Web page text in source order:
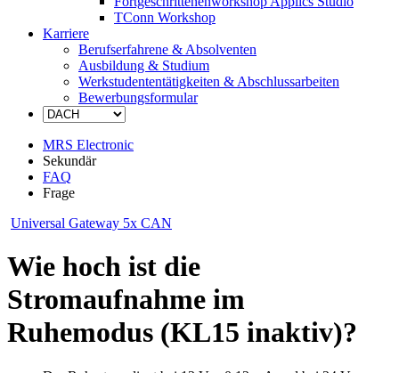
TConn Workshop
Karriere
Berufserfahrene & Absolventen
Ausbildung & Studium
Werkstudententätigkeiten & Abschlussarbeiten
Bewerbungsformular
MRS Electronic
Sekundär
FAQ
Frage
Universal Gateway 5x CAN
Wie hoch ist die
Stromaufnahme im
Ruhemodus (KL15 inaktiv)?